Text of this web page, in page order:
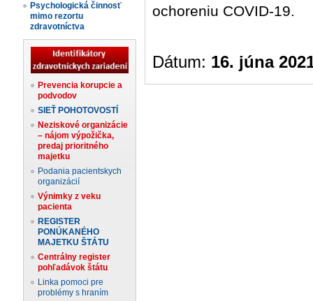
Psychologická činnosť
mimo rezortu
zdravotníctva
Prevencia korupcie a
podvodov
SIEŤ POHOTOVOSTÍ
Neziskové organizácie
– nájom výpožička,
predaj prioritného
majetku
Podania pacientskych
organizácií
Výnimky z veku
pacienta
REGISTER
PONÚKANÉHO
MAJETKU ŠTÁTU
Centrálny register
pohľadávok štátu
Linka pomoci pre
problémy s hraním
ochoreniu COVID-19.
Dátum: 16. júna